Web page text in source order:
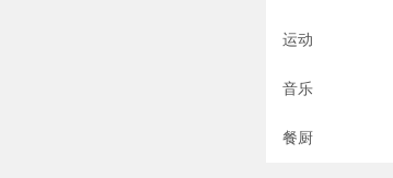
运动
音乐
餐厨